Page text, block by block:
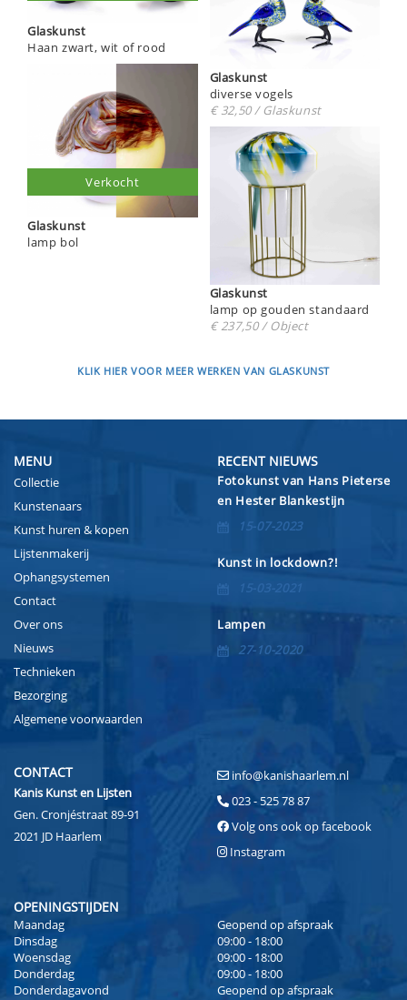
Glaskunst
Haan zwart, wit of rood
Glaskunst
lamp bol
Verkocht
Glaskunst
diverse vogels
€ 32,50 / Glaskunst
Glaskunst
lamp op gouden standaard
€ 237,50 / Object
KLIK HIER VOOR MEER WERKEN VAN GLASKUNST
MENU
Collectie
Kunstenaars
Kunst huren & kopen
Lijstenmakerij
Ophangsystemen
Contact
Over ons
Nieuws
Technieken
Bezorging
Algemene voorwaarden
RECENT NIEUWS
Fotokunst van Hans Pieterse
en Hester Blankestijn
15-07-2023
Kunst in lockdown?!
15-03-2021
Lampen
27-10-2020
CONTACT
Kanis Kunst en Lijsten
Gen. Cronjéstraat 89-91
2021 JD Haarlem
info@kanishaarlem.nl
023 - 525 78 87
Volg ons ook op facebook
Instagram
OPENINGSTIJDEN
Maandag
Geopend op afspraak
Dinsdag
09:00 - 18:00
Woensdag
09:00 - 18:00
Donderdag
09:00 - 18:00
Donderdagavond
Geopend op afspraak